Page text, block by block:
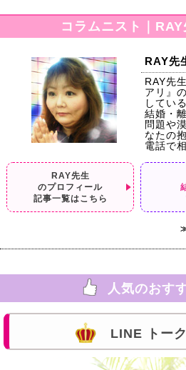
コラムニスト｜
RAY先
RAY先
アリ』
してい
結婚・
問題や
なたの
電話で
RAY先生
のプロフィール
記事一覧はこちら
人気のおす
LINE トー